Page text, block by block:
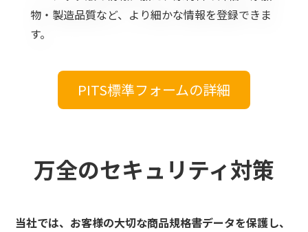
物・製造品質など、より細かな情報を登録できま
す。
PITS標準フォームの詳細
万全のセキュリティ対策
当社では、お客様の大切な商品規格書データを保護し、